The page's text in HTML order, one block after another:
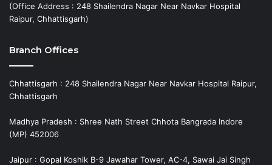
(Office Address : 248 Shailendra Nagar Near Navkar Hospital
Raipur, Chhattisgarh)
Branch Offices
Chhattisgarh : 248 Shailendra Nagar Near Navkar Hospital Raipur,
Chhattisgarh
Madhya Pradesh : Shree Nath Street Chhota Bangrada Indore
(MP) 452006
Jaipur : Gopal Koshik B-9 Jawahar Tower, AC-4, Sawai Jai Singh